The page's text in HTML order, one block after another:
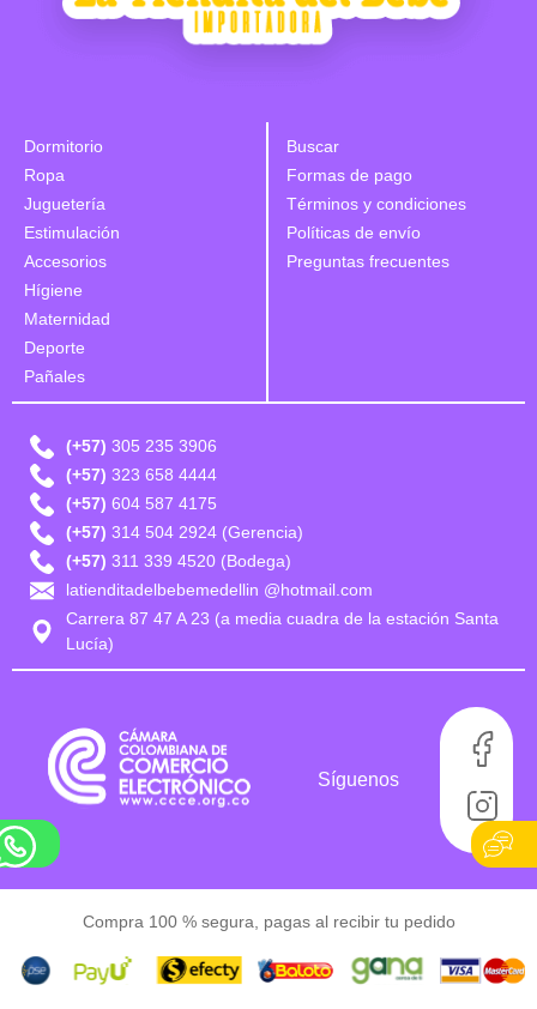
Dormitorio
Ropa
Juguetería
Estimulación
Accesorios
Hígiene
Maternidad
Deporte
Pañales
Buscar
Formas de pago
Términos y condiciones
Políticas de envío
Preguntas frecuentes
(+57) 305 235 3906
(+57) 323 658 4444
(+57) 604 587 4175
(+57) 314 504 2924 (Gerencia)
(+57) 311 339 4520 (Bodega)
latienditadelbebemedellin @hotmail.com
Carrera 87 47 A 23 (a media cuadra de la estación Santa
Lucía)
Síguenos
Compra 100 % segura, pagas al recibir tu pedido